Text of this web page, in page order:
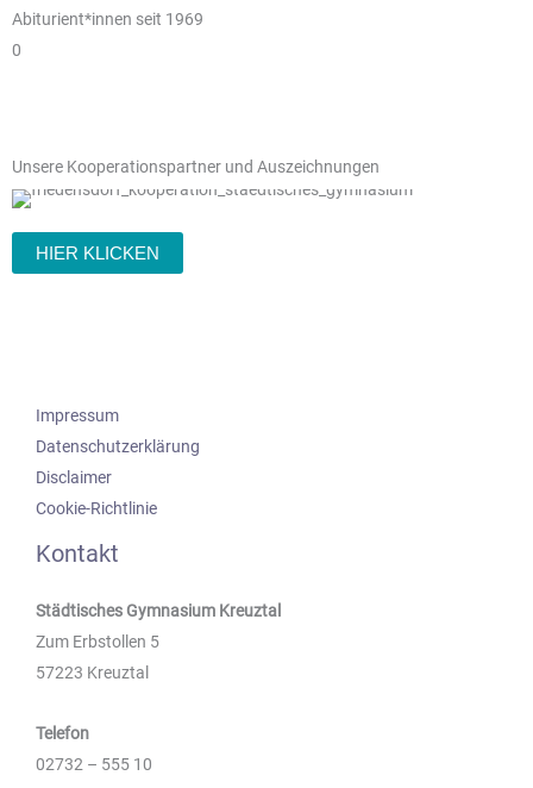
Abiturient*innen seit 1969
0
Unsere Kooperationspartner und Auszeichnungen
HIER KLICKEN
Impressum
Datenschutzerklärung
Disclaimer
Cookie-Richtlinie
Kontakt
Städtisches Gymnasium Kreuztal
Zum Erbstollen 5
57223 Kreuztal
Telefon
02732 – 555 10